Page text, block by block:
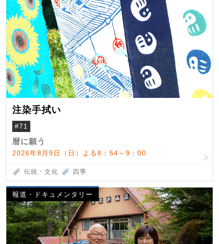
注染手拭い
#71
暦に願う
2026年8月9日（日）よる8：54～9：00
伝統・文化 四季
報道・ドキュメンタリー